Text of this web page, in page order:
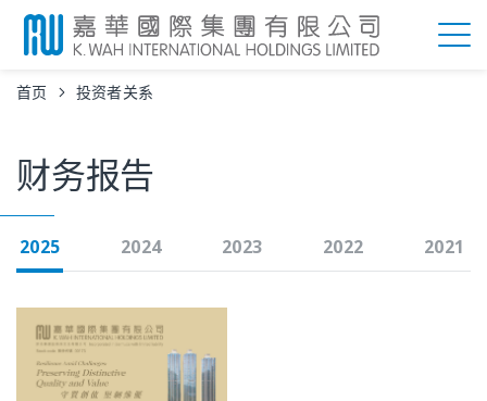
首页 投资者关系
财务报告
2025 2024 2023 2022 2021